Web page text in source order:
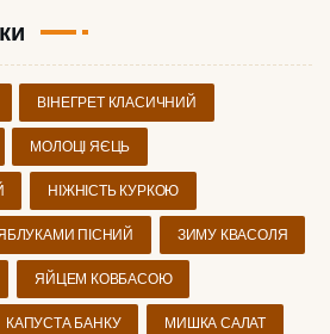
ВІНЕГРЕТ КЛАСИЧНИЙ
МОЛОЦІ ЯЄЦЬ
НІЖНІСТЬ КУРКОЮ
ПІСНИЙ ЗИМУ КВАСОЛЯ
ЯЙЦЕМ КОВБАСОЮ
КАПУСТА БАНКУ МИШКА САЛАТ